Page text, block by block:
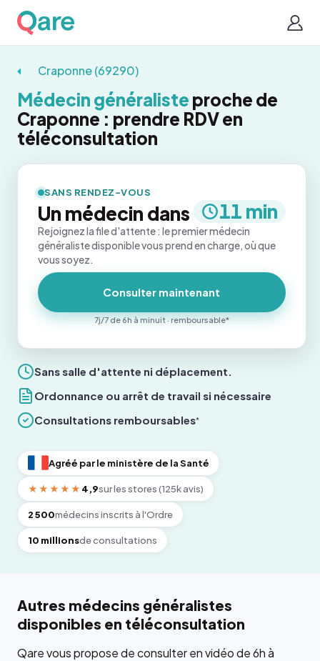
Craponne (69290)
Médecin généraliste proche de
Craponne : prendre RDV en
téléconsultation
Sans salle d'attente ni déplacement.
Ordonnance ou arrêt de travail si nécessaire
Consultations remboursables*
Agréé par le ministère de la Santé
★★★★★ 4,9sur les stores (125k avis)
2 500médecins inscrits à l'Ordre
10 millionsde consultations
SANS RENDEZ-VOUS
Un médecin dans 11 min
Rejoignez la file d'attente : le premier médecin
généraliste disponible vous prend en charge, où que
vous soyez.
Consulter maintenant
7j/7 de 6h à minuit · remboursable*
Autres médecins généralistes
disponibles en téléconsultation
Qare vous propose de consulter en vidéo de 6h à